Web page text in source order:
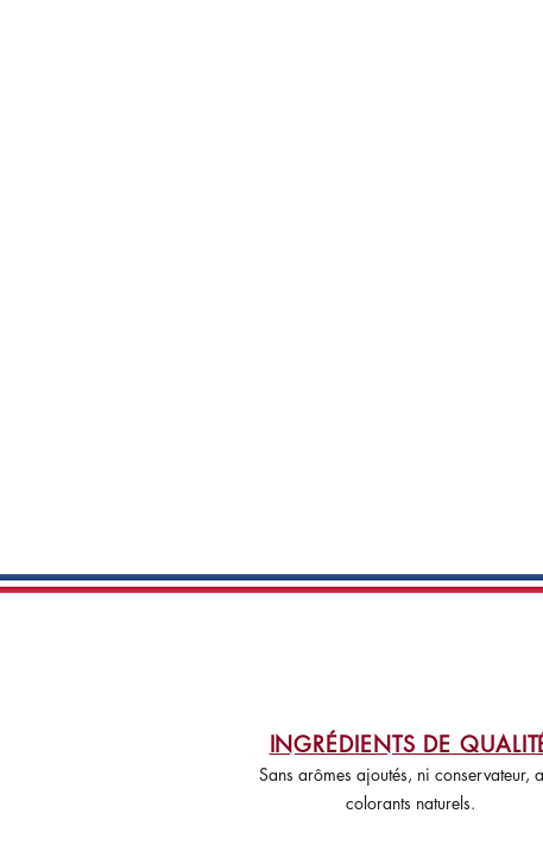
INGRÉDIENTS DE
Sans arômes ajoutés, ni conservateur,
colorants naturels.